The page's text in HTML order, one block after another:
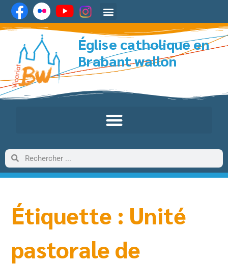
Église catholique en
Brabant wallon
Étiquette : Unité
pastorale de